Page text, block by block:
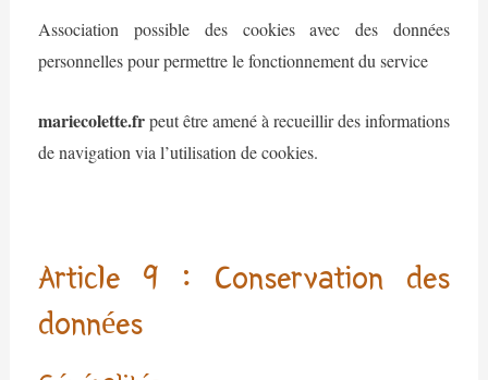
Association possible des cookies avec des données
personnelles pour permettre le fonctionnement du service
mariecolette.frpeut être amené à recueillir des informations
de navigation via l’utilisation de cookies.
Article 9 : Conservation des
données